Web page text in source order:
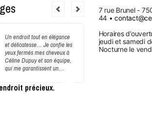
Un endroit tout en élégance
et délicatesse… Je confie les
yeux fermés mes cheveux à
Céline Dupuy et son équipe,
qui me garantissent un…
précieux.
Le
7 rue Brunel -
44 •
Horaires
jeudi et samedi
Nocturne le